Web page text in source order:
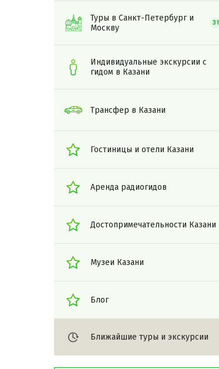
Туры в Санкт-Петербург и
Москву
31
Индивидуальные экскурсии с
гидом в Казани
Трансфер в Казани
Гостиницы и отели Казани
Аренда радиогидов
Достопримечательности Казани
Музеи Казани
Блог
Ближайшие туры и экскурсии